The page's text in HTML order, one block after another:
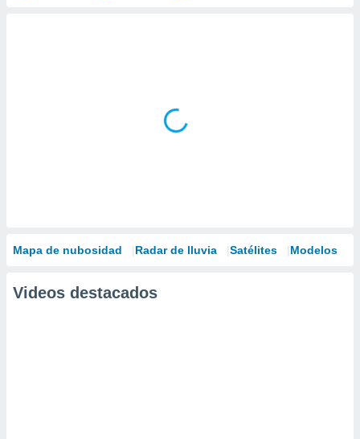
Mapa de nubosidad Radar de lluvia Satélites Modelos
Videos destacados